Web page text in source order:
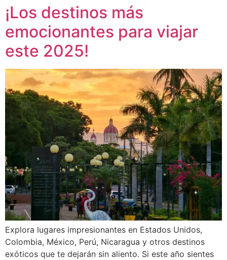
¡Los destinos más
emocionantes para viajar
este 2025!
Explora lugares impresionantes en Estados Unidos,
Colombia, México, Perú, Nicaragua y otros destinos
exóticos que te dejarán sin aliento. Si este año sientes